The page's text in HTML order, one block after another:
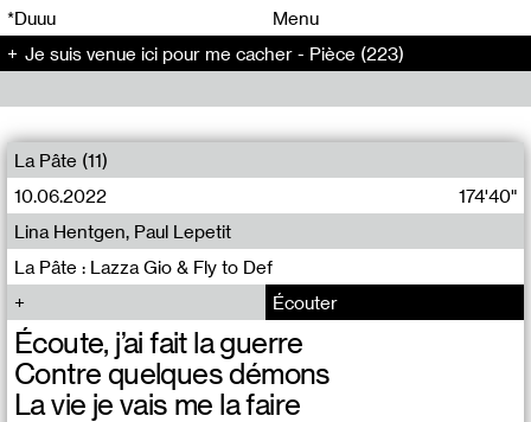
*Duuu
Menu
Je suis venue ici pour me cacher - Pièce (223)
La Pâte (11)
10.06.2022
174'40"
La Pâte : Lazza Gio & Fly to Def
Lina Hentgen, Paul Lepetit
Écouter
Écoute, j’ai fait la guerre
Contre quelques démons
La vie je vais me la faire
00 00
00 00